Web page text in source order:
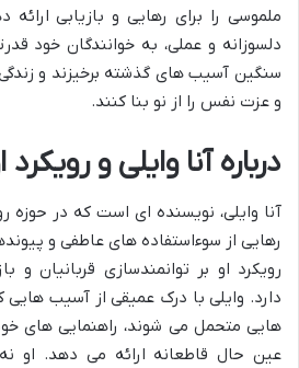
ملموسی را برای رهایی و بازیابی ارائه
دلسوزانه و عملی، به خوانندگان خود
سنگین آسیب های گذشته برخیزند و
و عزت نفس را از نو بنا کنند.
درباره آنا وایلی و رویکرد
آنا وایلی، نویسنده ای است که در حوزه
رهایی از سوءاستفاده های عاطفی و
رویکرد او بر توانمندسازی قربانیان و
دارد. وایلی با درک عمیقی از آسیب
هایی متحمل می شوند، راهنمایی های
عین حال قاطعانه ارائه می دهد. او